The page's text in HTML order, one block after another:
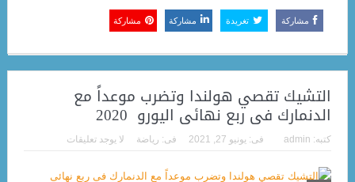
مشاركة تغريدة مشاركة مشاركة
التشيك تقصي هولندا وتضرب موعداً مع
الدنمارك فى ربع نهائى اليورو 202‪0
كتبه: admin فى: يونيو 27, 2021 فى: رياضة لا يوجد تعليقات